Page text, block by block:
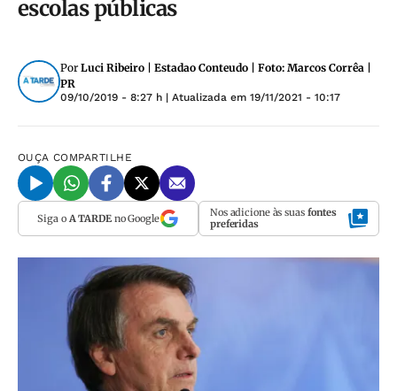
escolas públicas
Por Luci Ribeiro | Estadao Conteudo | Foto: Marcos Corrêa |
PR
09/10/2019 - 8:27 h | Atualizada em 19/11/2021 - 10:17
OUÇA COMPARTILHE
Siga o A TARDEno Google Nos adicione às suas fontes
preferidas